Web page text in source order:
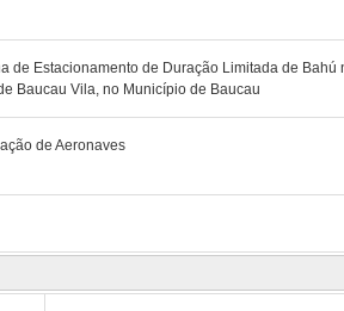
de Estacionamento de Duração Limitada de Bahú
Baucau Vila, no Município de Baucau
de Aeronaves